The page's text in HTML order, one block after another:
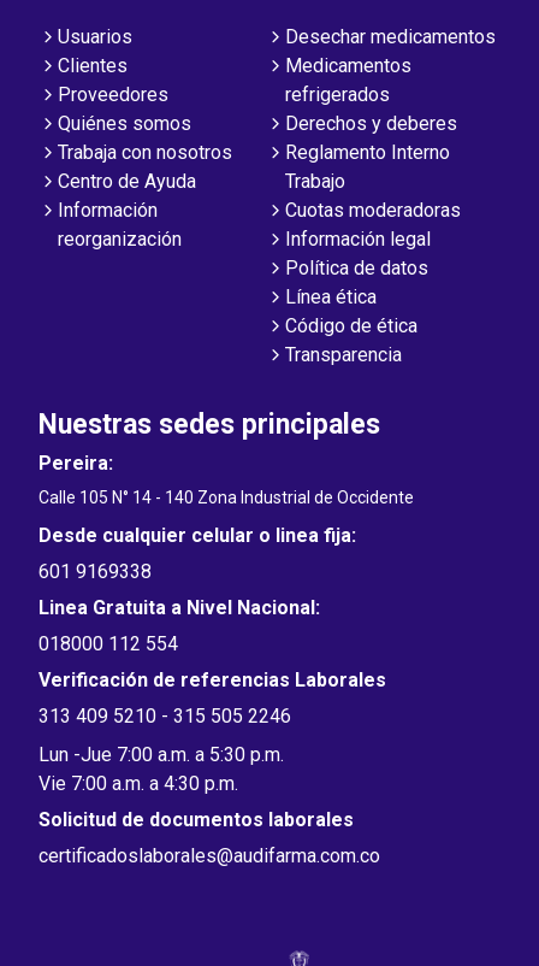
Usuarios
Clientes
Proveedores
Quiénes somos
Trabaja con nosotros
Centro de Ayuda
Información
reorganización
Desechar medicamentos
Medicamentos
refrigerados
Derechos y deberes
Reglamento Interno
Trabajo
Cuotas moderadoras
Información legal
Política de datos
Línea ética
Código de ética
Transparencia
Nuestras sedes principales
Pereira:
Calle 105 N° 14 - 140 Zona Industrial de Occidente
Desde cualquier celular o linea fija:
601 9169338
Linea Gratuita a Nivel Nacional:
018000 112 554
Verificación de referencias Laborales
313 409 5210 - 315 505 2246
Lun -Jue 7:00 a.m. a 5:30 p.m.
Vie 7:00 a.m. a 4:30 p.m.
Solicitud de documentos laborales
certificadoslaborales@audifarma.com.co